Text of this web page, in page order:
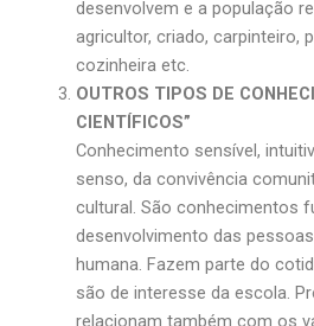
desenvolvem e a população
agricultor, criado, carpinteiro,
cozinheira etc.
OUTROS TIPOS DE
CIENTÍFICOS”
Conhecimento sensível,
senso, da convivência
cultural. São conhecimentos
desenvolvimento das
humana. Fazem parte do
são de interesse da escola.
relacionam também com os